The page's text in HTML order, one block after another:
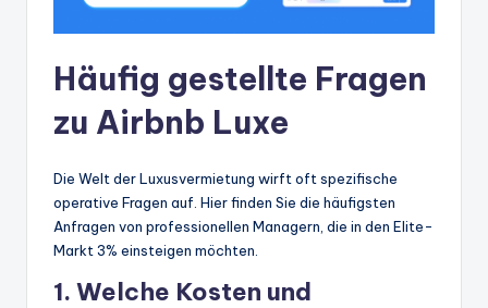
Häufig gestellte Fragen
zu Airbnb Luxe
Die Welt der Luxusvermietung wirft oft spezifische
operative Fragen auf. Hier finden Sie die häufigsten
Anfragen von professionellen Managern, die in den Elite-
Markt 3% einsteigen möchten.
1. Welche Kosten und